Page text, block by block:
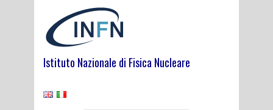
Istituto Nazionale di Fisica Nucleare